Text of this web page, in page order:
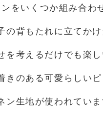
をいくつか組み合わ
の背もたれに立てか
を考えるだけでも楽
きのある可愛らしい
ン生地が使われてい